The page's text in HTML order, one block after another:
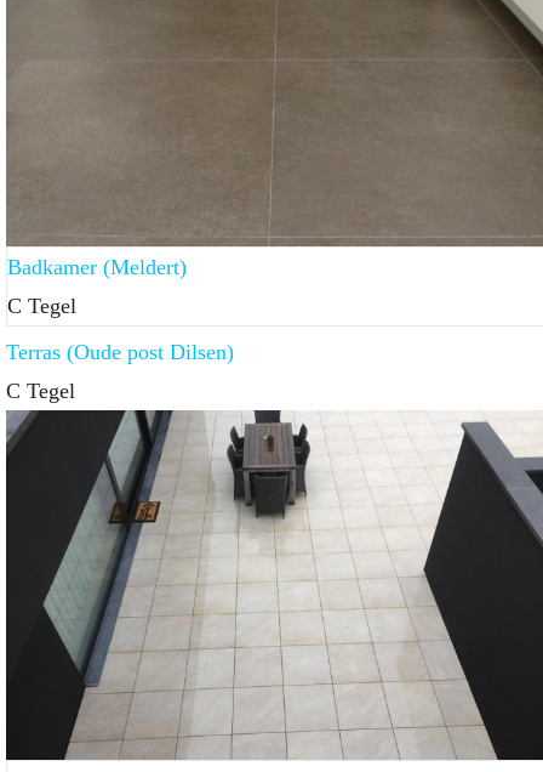
Badkamer (Meldert)
C Tegel
Terras (Oude post Dilsen)
C Tegel